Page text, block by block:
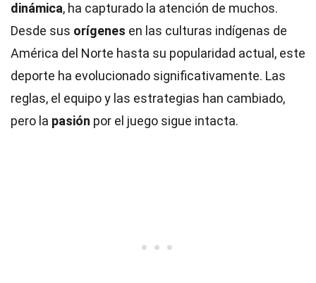
dinámica, ha capturado la atención de muchos.
Desde sus orígenes en las culturas indígenas de
América del Norte hasta su popularidad actual, este
deporte ha evolucionado significativamente. Las
reglas, el equipo y las estrategias han cambiado,
pero la pasión por el juego sigue intacta.